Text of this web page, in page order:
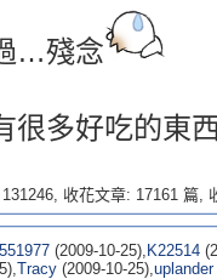
…殘念
很多好吃的東
收花文章: 17161 篇,
(2009-10-25), K22514
Tracy(2009-10-25),uplander